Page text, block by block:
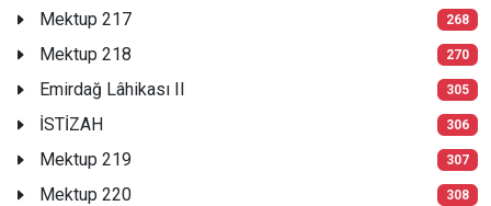
Mektup 217 268
Mektup 218 270
Emirdağ Lâhikası II 305
İSTİZAH 306
Mektup 219 307
Mektup 220 308